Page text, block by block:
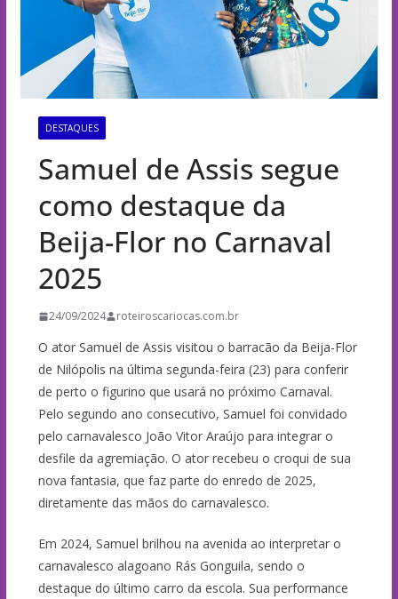
DESTAQUES
Samuel de Assis segue
como destaque da
Beija-Flor no Carnaval
2025
24/09/2024 roteiroscariocas.com.br
O ator Samuel de Assis visitou o barracão da Beija-Flor
de Nilópolis na última segunda-feira (23) para conferir
de perto o figurino que usará no próximo Carnaval.
Pelo segundo ano consecutivo, Samuel foi convidado
pelo carnavalesco João Vitor Araújo para integrar o
desfile da agremiação. O ator recebeu o croqui de sua
nova fantasia, que faz parte do enredo de 2025,
diretamente das mãos do carnavalesco.
Em 2024, Samuel brilhou na avenida ao interpretar o
carnavalesco alagoano Rás Gonguila, sendo o
destaque do último carro da escola. Sua performance